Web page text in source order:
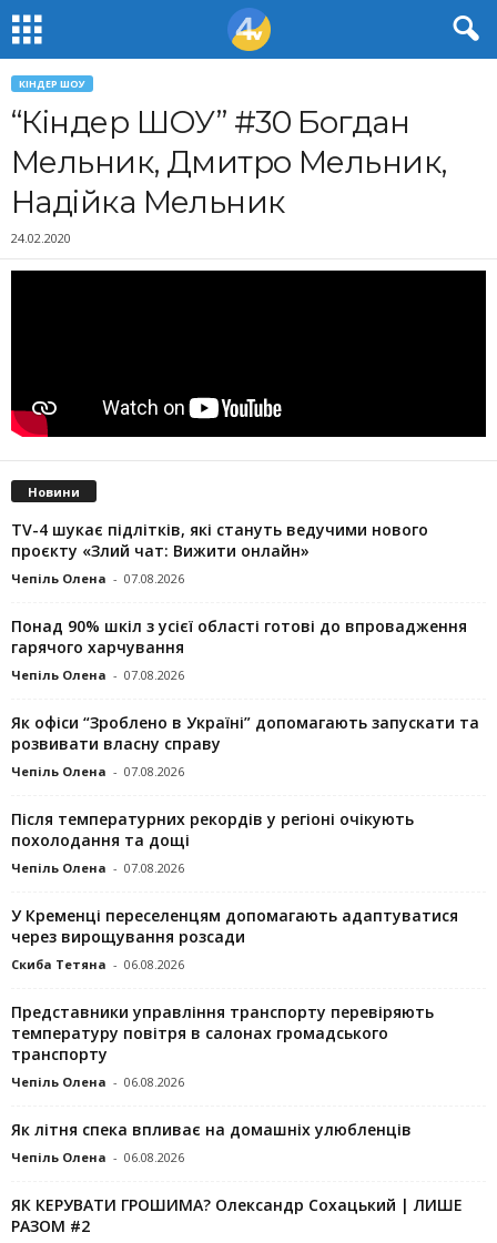
КІНДЕР ШОУ
“Кіндер ШОУ” #30 Богдан
Мельник, Дмитро Мельник,
Надійка Мельник
24.02.2020
Новини
TV-4 шукає підлітків, які стануть ведучими нового
проєкту «Злий чат: Вижити онлайн»
Чепіль Олена - 07.08.2026
Понад 90% шкіл з усієї області готові до впровадження
гарячого харчування
Чепіль Олена - 07.08.2026
Як офіси “Зроблено в Україні” допомагають запускaти та
розвивати власну справу
Чепіль Олена - 07.08.2026
Після температурних рекордів у регіоні очікують
похолодання та дощі
Чепіль Олена - 07.08.2026
У Кременці переселенцям допомагають адаптуватися
через вирощування розсади
Скиба Тетяна - 06.08.2026
Представники управління транспорту перевіряють
температуру повітря в салонах громадського
транспорту
Чепіль Олена - 06.08.2026
Як літня спека впливає на домашніх улюбленців
Чепіль Олена - 06.08.2026
ЯК КЕРУВАТИ ГРОШИМА? Олександр Сохацький | ЛИШЕ
РАЗОМ #2